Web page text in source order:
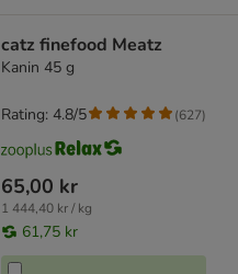
catz finefood Meatz
Kanin 45 g
65,00 kr
1 444,40 kr / kg
61,75 kr
Rating: 4.8/5 (627)